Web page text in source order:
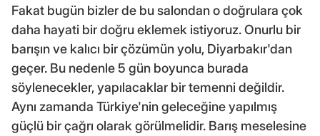
Fakat bugün bizler de bu salondan o doğrulara çok
daha hayati bir doğru eklemek istiyoruz. Onurlu bir
barışın ve kalıcı bir çözümün yolu, Diyarbakır'dan
geçer. Bu nedenle 5 gün boyunca burada
söylenecekler, yapılacaklar bir temenni değildir.
Aynı zamanda Türkiye'nin geleceğine yapılmış
güçlü bir çağrı olarak görülmelidir. Barış meselesine